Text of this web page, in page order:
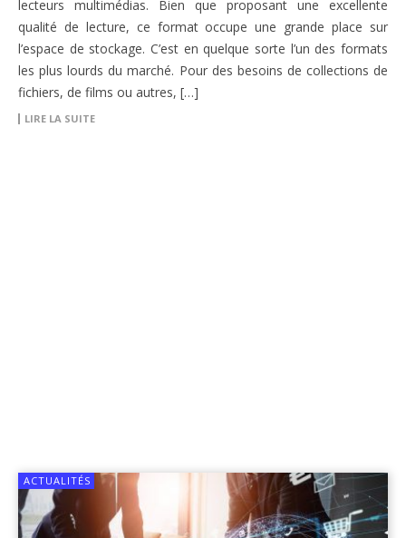
lecteurs multimédias. Bien que proposant une excellente
qualité de lecture, ce format occupe une grande place sur
l’espace de stockage. C’est en quelque sorte l’un des formats
les plus lourds du marché. Pour des besoins de collections de
fichiers, de films ou autres, […]
LIRE LA SUITE
ACTUALITÉS